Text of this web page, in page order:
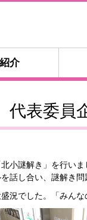
介
代表委員
小謎解き」を行いま
話し合い、謎解き
況でした。「みん